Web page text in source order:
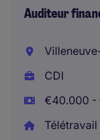
Auditeur
CDI
€40.000 -